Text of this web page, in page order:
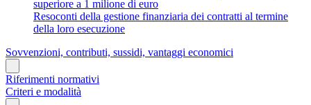
superiore a 1 milione di euro
Resoconti della gestione finanziaria dei contratti al termine
della loro esecuzione
Sovvenzioni, contributi, sussidi, vantaggi economici
Riferimenti normativi
Criteri e modalità